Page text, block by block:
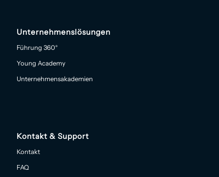
Unternehmenslösungen
Führung 360°
Young Academy
Unternehmensakademien
Kontakt & Support
Kontakt
FAQ